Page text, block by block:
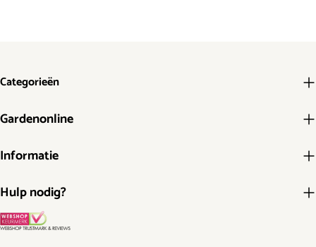
Categorieën
Gardenonline
Informatie
Hulp nodig?